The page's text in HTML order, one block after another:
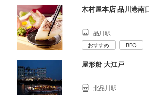
木村屋本店 品川港南
品川駅
おすすめ BBQ
屋形船 大江戸
北品川駅